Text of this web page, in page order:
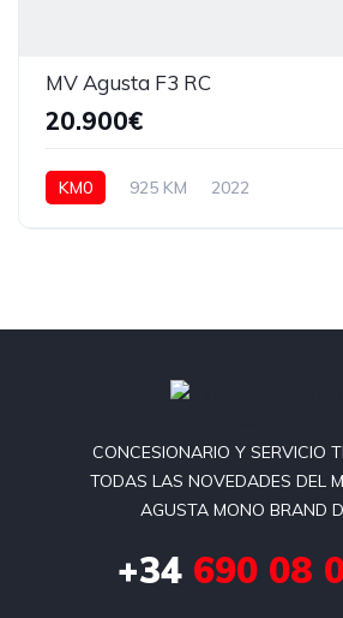
MV Agusta F3 RC
20.900€
KM0 925 KM 2022
CONCESIONARIO Y SERVICIO
TODAS LAS NOVEDADES DEL
AGUSTA MONO BRAND
+34690 08